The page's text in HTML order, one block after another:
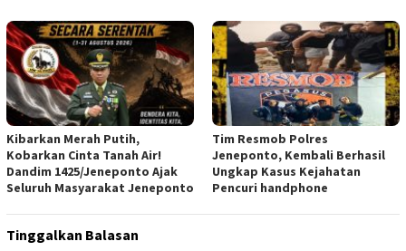
Kibarkan Merah Putih,
Kobarkan Cinta Tanah Air!
Dandim 1425/Jeneponto Ajak
Seluruh Masyarakat Jeneponto
Tim Resmob Polres
Jeneponto, Kembali Berhasil
Ungkap Kasus Kejahatan
Pencuri handphone
Tinggalkan Balasan